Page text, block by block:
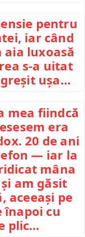
pentru
iar când
luxoasă
s-a uitat
ușa…
mea fiindcă
era
20 de ani
— iar la
mâna
am găsit
aceeași pe
înapoi cu
plic…